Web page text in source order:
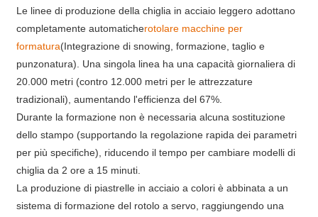
Le linee di produzione della chiglia in acciaio leggero adottano
completamente automaticherotolare macchine per
formatura(Integrazione di snowing, formazione, taglio e
punzonatura). Una singola linea ha una capacità giornaliera di
20.000 metri (contro 12.000 metri per le attrezzature
tradizionali), aumentando l'efficienza del 67%.
Durante la formazione non è necessaria alcuna sostituzione
dello stampo (supportando la regolazione rapida dei parametri
per più specifiche), riducendo il tempo per cambiare modelli di
chiglia da 2 ore a 15 minuti.
La produzione di piastrelle in acciaio a colori è abbinata a un
sistema di formazione del rotolo a servo, raggiungendo una